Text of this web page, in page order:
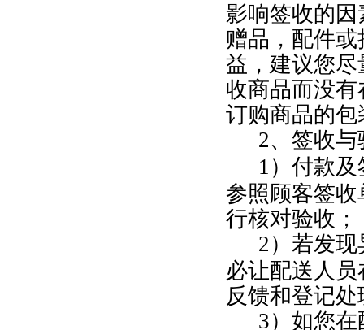
影响签收的
赠品，配件
益，建议您
收商品而没
订购商品的
2、签收
1 ）付款
参照顾客签
行核对验收；
2 ）若发
必让配送人
反馈和登记处
3）如您